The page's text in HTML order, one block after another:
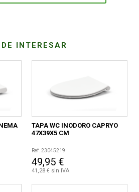
INTERESAR
TAPA WC INODORO CAPRYO
47X39X5 CM
Ref. 23045219
49,95 €
41,28 € sin IVA